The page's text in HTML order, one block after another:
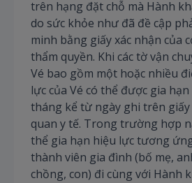
trên hạng đặt chỗ mà Hành
do sức khỏe như đã đề cập
minh bằng giấy xác nhận của
thẩm quyền. Khi các tờ vận
Vé bao gồm một hoặc nhiều
lực của Vé có thể được gia
tháng kể từ ngày ghi trên giấy
quan y tế. Trong trường hợp
thể gia hạn hiệu lực tương
thành viên gia đình (bố mẹ,
chồng, con) đi cùng với Hành